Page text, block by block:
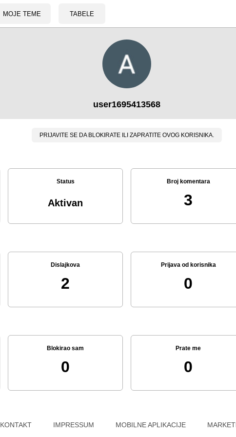
MOJE TEME TABELE
user1695413568
PRIJAVITE SE DA BLOKIRATE ILI ZAPRATITE OVOG KORISNIKA.
Status
Aktivan
Broj komentara
3
Dislajkova
2
Prijava od korisnika
0
Blokirao sam
0
Prate me
0
KONTAKT IMPRESSUM MOBILNE APLIKACIJE